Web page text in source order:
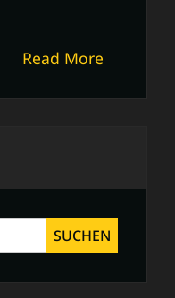
Read More
SUCHEN